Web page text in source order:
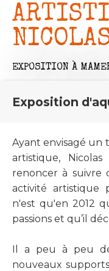
EXPOSITION À
Exposition
Ayant envisagé un
artistique,
renoncer à suivre
activité artistique
n'est qu'en 2012
passions et qu’il
Il a peu à peu
nouveaux